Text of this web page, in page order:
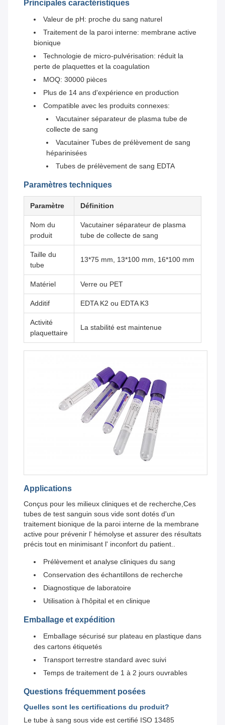
Principales caractéristiques
Valeur de pH: proche du sang naturel
Traitement de la paroi interne: membrane active
bionique
Technologie de micro-pulvérisation: réduit la
perte de plaquettes et la coagulation
MOQ: 30000 pièces
Plus de 14 ans d'expérience en production
Compatible avec les produits connexes:
Vacutainer séparateur de plasma tube de
collecte de sang
Vacutainer Tubes de prélèvement de sang
héparinisées
Tubes de prélèvement de sang EDTA
Paramètres techniques
Paramètre Définition
Nom du
produit
Vacutainer séparateur de plasma
tube de collecte de sang
Taille du
tube
13*75 mm, 13*100 mm, 16*100 mm
Matériel Verre ou PET
Additif EDTA K2 ou EDTA K3
Activité
plaquettaire
La stabilité est maintenue
Applications
Conçus pour les milieux cliniques et de recherche,Ces
tubes de test sanguin sous vide sont dotés d'un
traitement bionique de la paroi interne de la membrane
active pour prévenir l' hémolyse et assurer des résultats
précis tout en minimisant l' inconfort du patient..
Prélèvement et analyse cliniques du sang
Conservation des échantillons de recherche
Diagnostique de laboratoire
Utilisation à l'hôpital et en clinique
Emballage et expédition
Emballage sécurisé sur plateau en plastique dans
des cartons étiquetés
Transport terrestre standard avec suivi
Temps de traitement de 1 à 2 jours ouvrables
Questions fréquemment posées
Quelles sont les certifications du produit?
Le tube à sang sous vide est certifié ISO 13485